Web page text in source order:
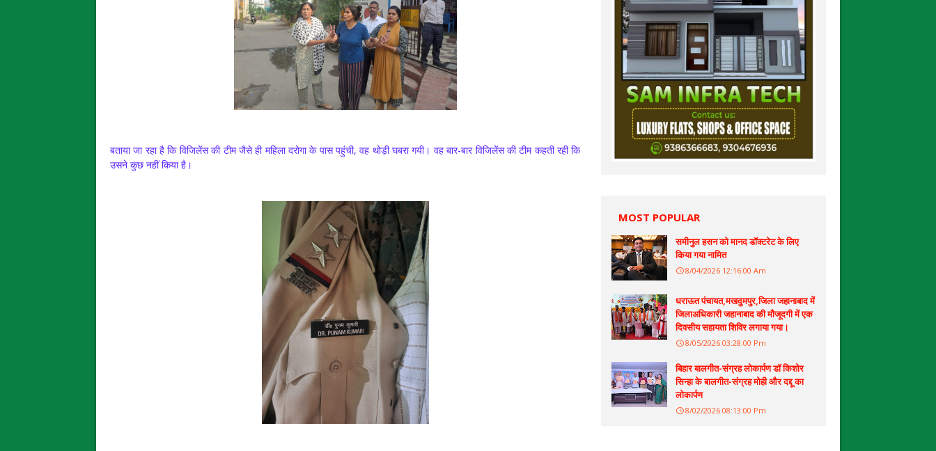
बताया जा रहा है कि विजिलेंस की टीम जैसे ही महिला दरोगा के पास पहुंची, वह थोड़ी घबरा गयी। वह बार-बार विजिलेंस की टीम कहती रही कि
उसने कुछ नहीं किया है।
MOST POPULAR
समीनुल हसन को मानद डॉक्टरेट के लिए
किया गया नामित
8/04/2026 12:16:00 Am
धराऊत पंचायत,मखदुमपुर,जिला जहानाबाद में
जिलाअधिकारी जहानाबाद की मौजूदगी में एक
दिवसीय सहायता शिविर लगाया गया।
8/05/2026 03:28:00 Pm
बिहार बालगीत-संग्रह लोकार्पण डॉ किशोर
सिन्हा के बालगीत-संग्रह मोही और दद्दू का
लोकार्पण
8/02/2026 08:13:00 Pm